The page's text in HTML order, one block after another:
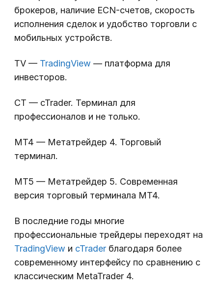
брокеров, наличие ECN-счетов, скорость
исполнения сделок и удобство торговли с
мобильных устройств.
TV — TradingView — платформа для
инвесторов.
CT — cTrader. Терминал для
профессионалов и не только.
MT4 — Метатрейдер 4. Торговый
терминал.
MT5 — Метатрейдер 5. Современная
версия торговый терминала МТ4.
В последние годы многие
профессиональные трейдеры переходят на
TradingView и cTrader благодаря более
современному интерфейсу по сравнению с
классическим MetaTrader 4.